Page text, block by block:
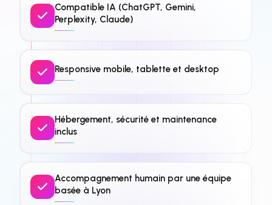
Compatible IA (ChatGPT, Gemini,
Perplexity, Claude)
Responsive mobile, tablette et desktop
Hébergement, sécurité et maintenance
inclus
Accompagnement humain par une équipe
basée à Lyon